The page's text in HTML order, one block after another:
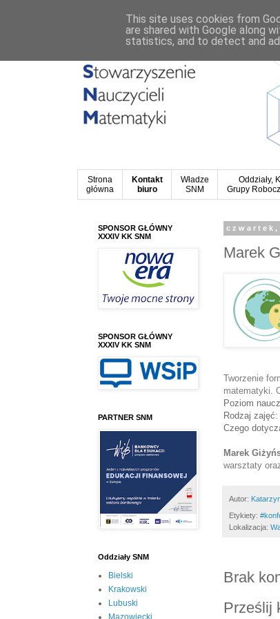
Strona
główna
Kontakt
biuro
Władze
SNM
Oddziały,
Grupy
Marek
Tworzenie
matematyki.
Poziom
Rodzaj
Czego
Marek
warsztaty
Autor:
Etykiety:
Lokalizacja:
Brak
Prześlij
SPONSOR GŁÓWNY
XXXIV KK SNM
SPONSOR GŁÓWNY
XXXIV KK SNM
PARTNER SNM
Oddziały SNM
Bielski
Krakowski
Lubuski
This site uses cookies from
are shared with Google along
statistics, and to detect and